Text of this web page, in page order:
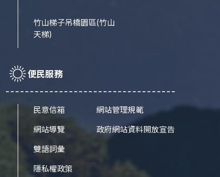
竹山梯子吊橋園區(竹山
天梯)
便民服務
民意信箱
網站導覽
雙語詞彙
隱私權政策
網站管理規範
政府網站資料開放宣告